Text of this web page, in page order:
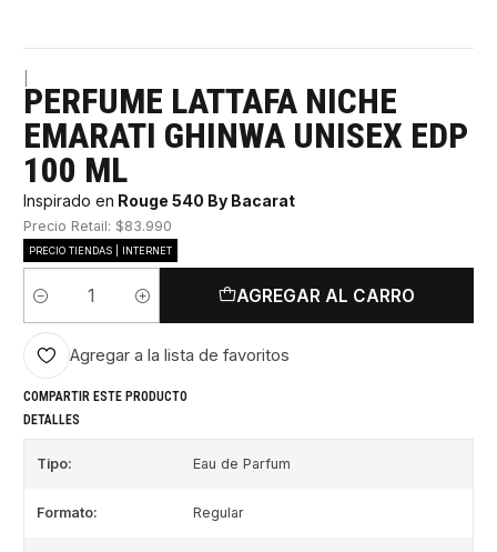
PERFUME LATTAFA NICHE
EMARATI GHINWA UNISEX EDP
100 ML
Inspirado en Rouge 540 By Bacarat
Precio Retail: $83.990
PRECIO TIENDAS | INTERNET
Cantidad
AGREGAR AL CARRO
Agregar a la lista de favoritos
COMPARTIR ESTE PRODUCTO
DETALLES
Tipo: Eau de Parfum
Formato: Regular